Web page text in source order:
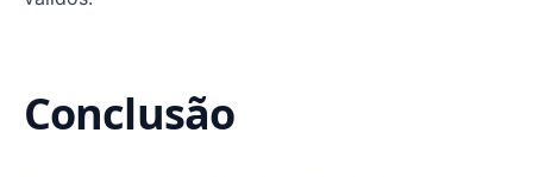
Conclusão